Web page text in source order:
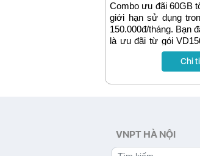
Combo ưu đãi 60GB
giới hạn sử dụng
150.000đ/tháng. Bạn
là ưu đãi từ gói
bỏ qua ưu đãi này
Chi
VNPT HÀ NỘI